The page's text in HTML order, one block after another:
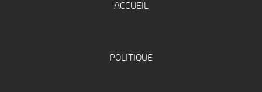
ACCUEIL
POLITIQUE